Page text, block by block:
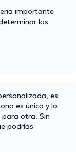
importante
las
es
es única y lo
para otra. Sin
podrías